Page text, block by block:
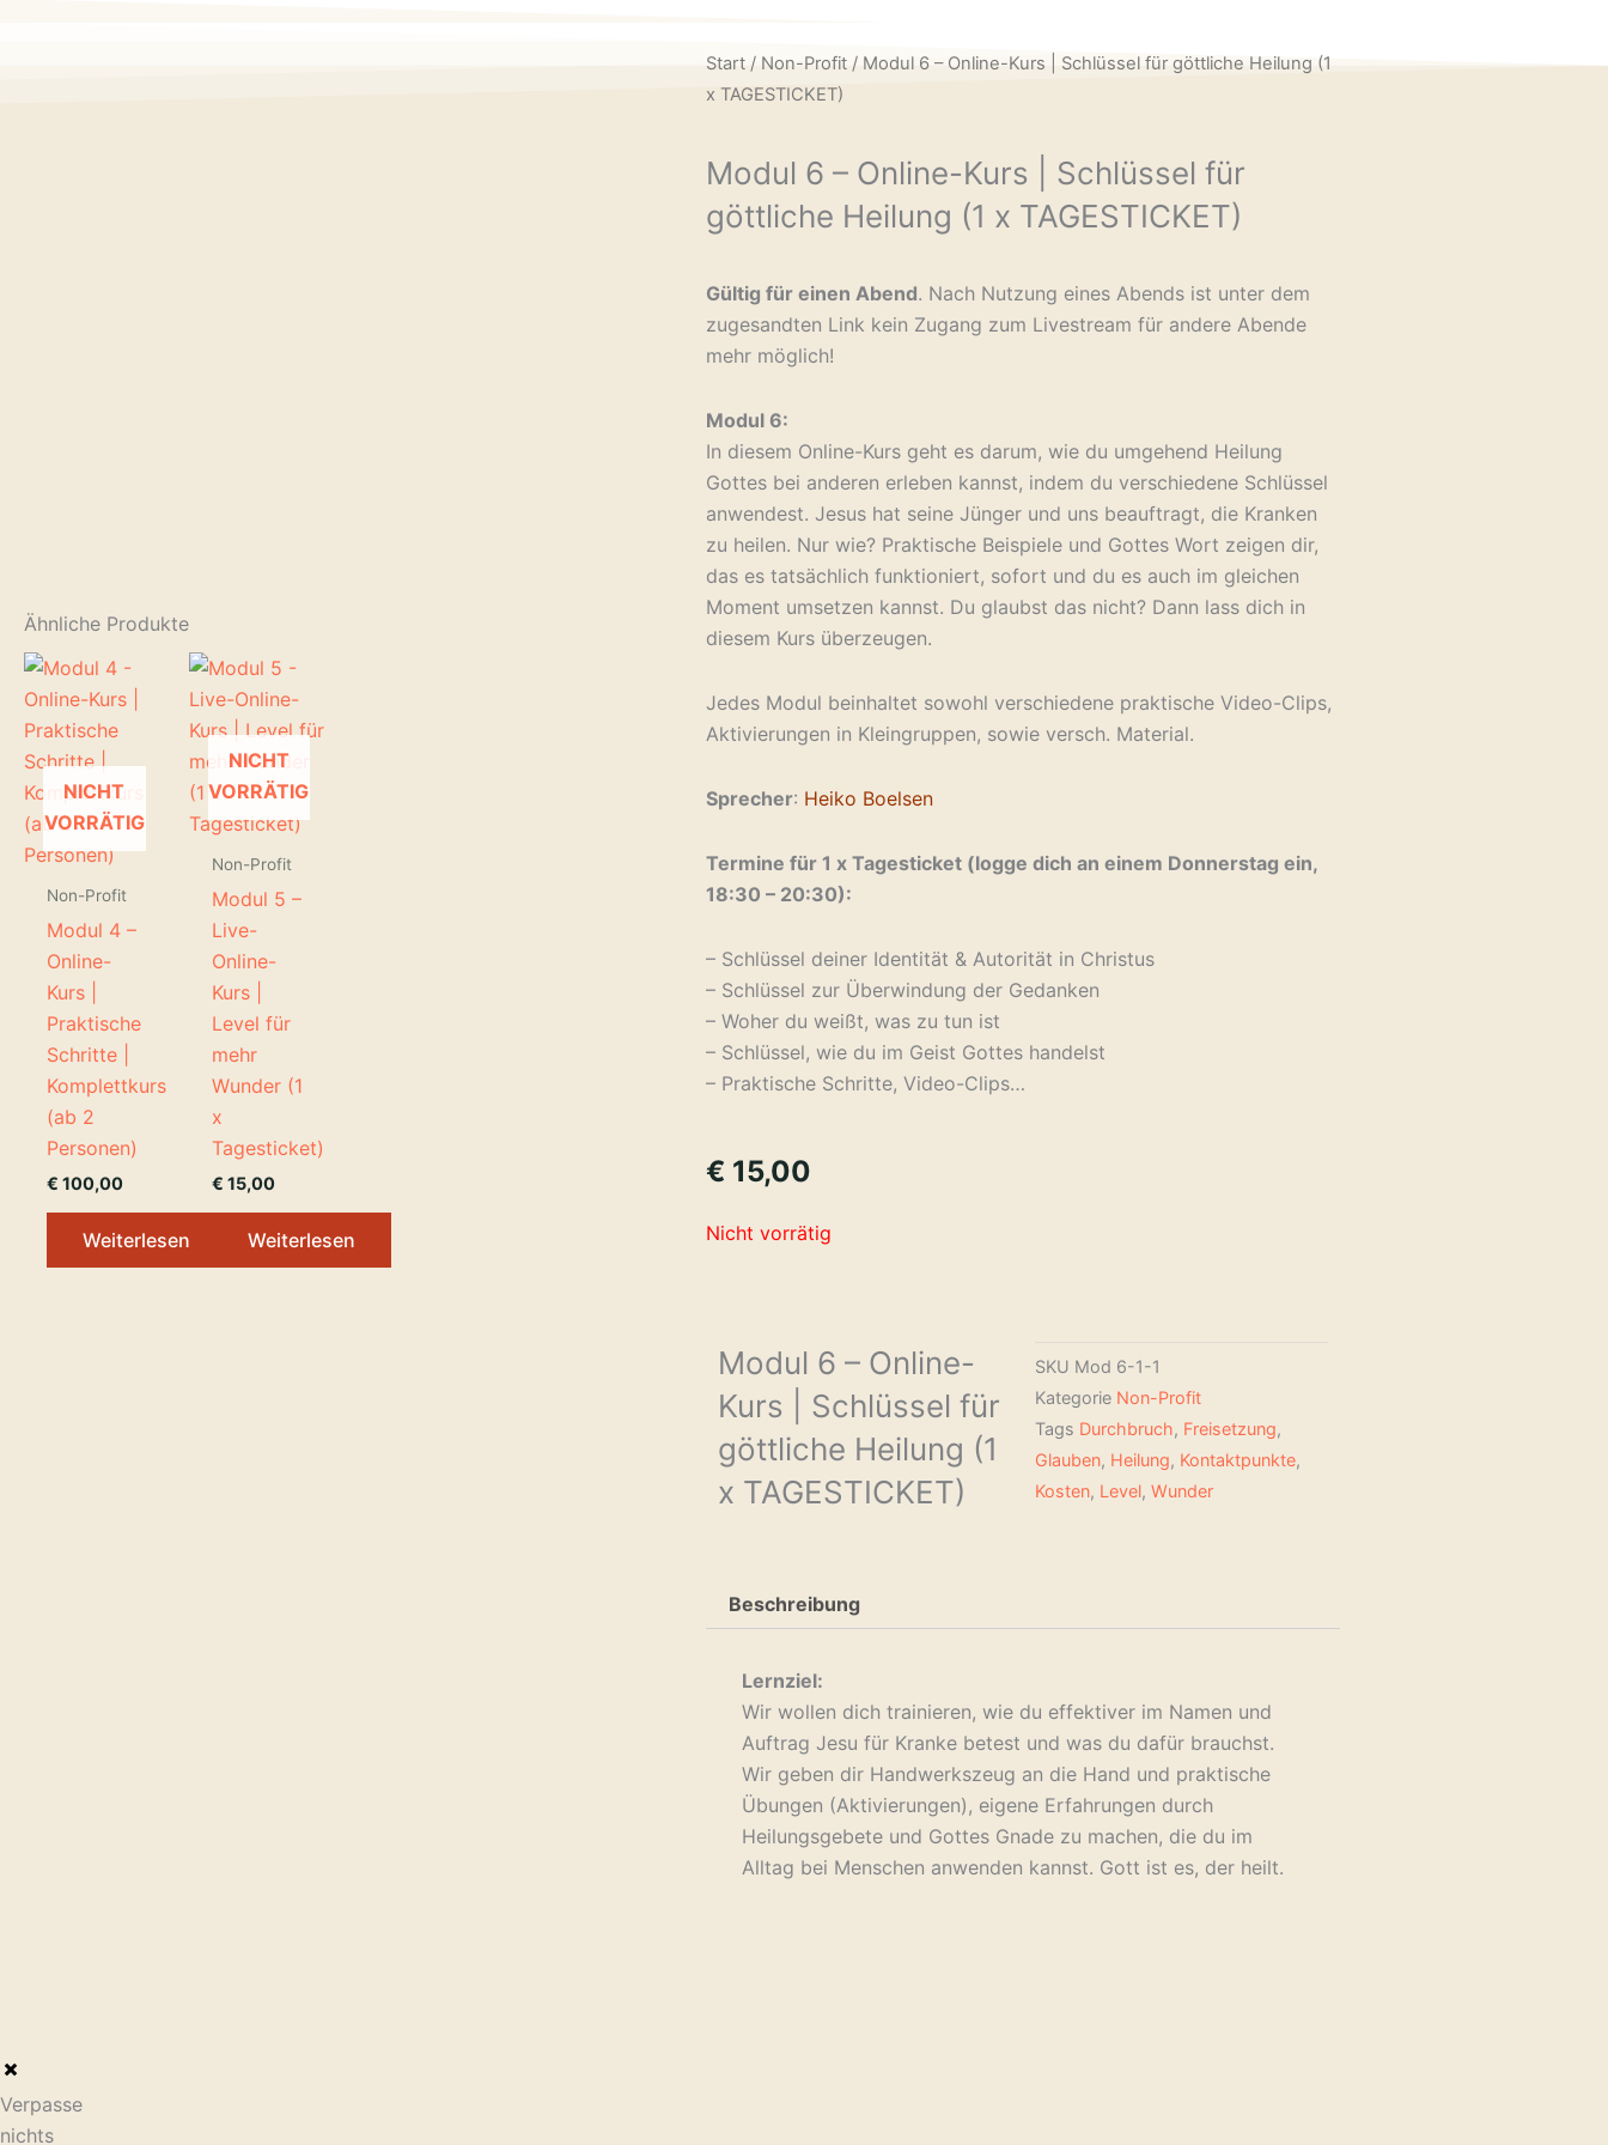
Ähnliche Produkte
NICHT
VORRÄTIG
Non-Profit
Modul 4 –
Online-
Kurs |
Praktische
Schritte |
Komplettkurs
(ab 2
Personen)
€ 100,00
Weiterlesen
NICHT
VORRÄTIG
Non-Profit
Modul 5 –
Live-
Online-
Kurs |
Level für
mehr
Wunder (1
x
Tagesticket)
€ 15,00
Weiterlesen
Start / Non-Profit / Modul 6 – Online-Kurs | Schlüssel für göttliche Heilung (1
x TAGESTICKET)
Modul 6 – Online-Kurs | Schlüssel für
göttliche Heilung (1 x TAGESTICKET)
Gültig für einen Abend. Nach Nutzung eines Abends ist unter dem
zugesandten Link kein Zugang zum Livestream für andere Abende
mehr möglich!
Modul 6:
In diesem Online-Kurs geht es darum, wie du umgehend Heilung
Gottes bei anderen erleben kannst, indem du verschiedene Schlüssel
anwendest. Jesus hat seine Jünger und uns beauftragt, die Kranken
zu heilen. Nur wie? Praktische Beispiele und Gottes Wort zeigen dir,
das es tatsächlich funktioniert, sofort und du es auch im gleichen
Moment umsetzen kannst. Du glaubst das nicht? Dann lass dich in
diesem Kurs überzeugen.
Jedes Modul beinhaltet sowohl verschiedene praktische Video-Clips,
Aktivierungen in Kleingruppen, sowie versch. Material.
Sprecher: Heiko Boelsen
Termine für 1 x Tagesticket (logge dich an einem Donnerstag ein,
18:30 – 20:30):
– Schlüssel deiner Identität & Autorität in Christus
– Schlüssel zur Überwindung der Gedanken
– Woher du weißt, was zu tun ist
– Schlüssel, wie du im Geist Gottes handelst
– Praktische Schritte, Video-Clips…
€ 15,00
Nicht vorrätig
Modul 6 – Online-
Kurs | Schlüssel für
göttliche Heilung (1
x TAGESTICKET)
SKU Mod 6-1-1
Kategorie Non-Profit
Tags Durchbruch, Freisetzung,
Glauben, Heilung, Kontaktpunkte,
Kosten, Level, Wunder
Beschreibung
Lernziel:
Wir wollen dich trainieren, wie du effektiver im Namen und
Auftrag Jesu für Kranke betest und was du dafür brauchst.
Wir geben dir Handwerkszeug an die Hand und praktische
Übungen (Aktivierungen), eigene Erfahrungen durch
Heilungsgebete und Gottes Gnade zu machen, die du im
Alltag bei Menschen anwenden kannst. Gott ist es, der heilt.
Verpasse
nichts